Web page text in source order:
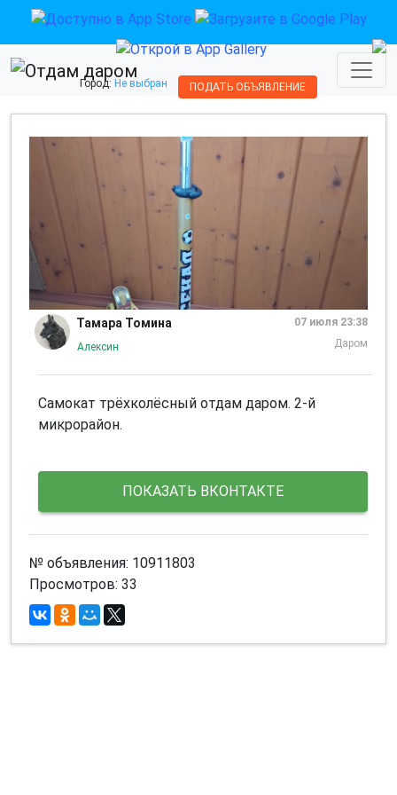
Город: Не выбран ПОДАТЬ ОБЪЯВЛЕНИЕ
Тамара Томина
Алексин
07 июля 23:38
Даром
Самокат трёхколёсный отдам даром. 2-й
микрорайон.
ПОКАЗАТЬ ВКОНТАКТЕ
№ объявления: 10911803
Просмотров: 33